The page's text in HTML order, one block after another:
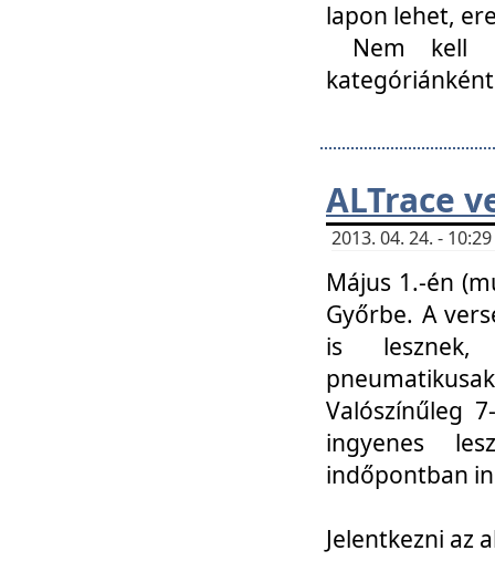
lapon lehet,
Nem kell
ALTrace
2013. 04. 24. -
Május 1.-én
Győrbe. A
is lesznek,
Valószínűleg
ingyenes
indőpontban
Jelentkezni az